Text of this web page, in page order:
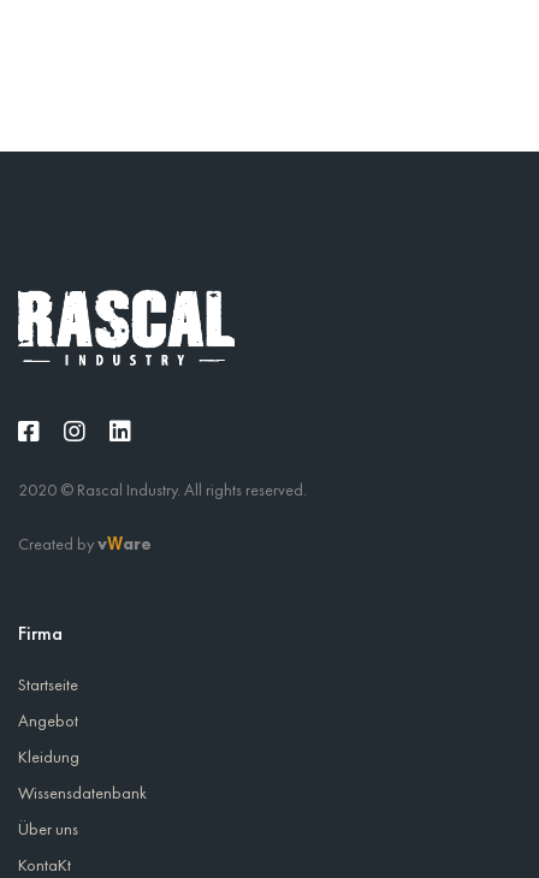
2020 © Rascal Industry. All rights reserved.
Created byvWare
Firma
Startseite
Angebot
Kleidung
Wissensdatenbank
Über uns
KontaKt